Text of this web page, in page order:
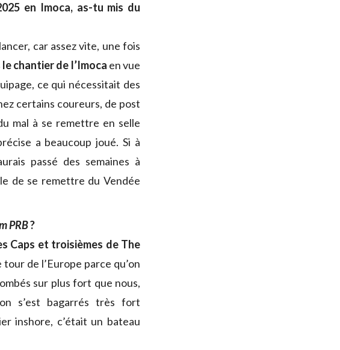
en Imoca, as-tu mis du
car assez vite, une fois
chantier de l’Imoca en vue
ce qui nécessitait des
certains coureurs, de post
mal à se remettre en selle
a beaucoup joué. Si à
passé des semaines à
de se remettre du Vendée
PRB?
Caps et troisièmes de The
de l’Europe parce qu’on
sur plus fort que nous,
s’est bagarrés très fort
inshore, c’était un bateau